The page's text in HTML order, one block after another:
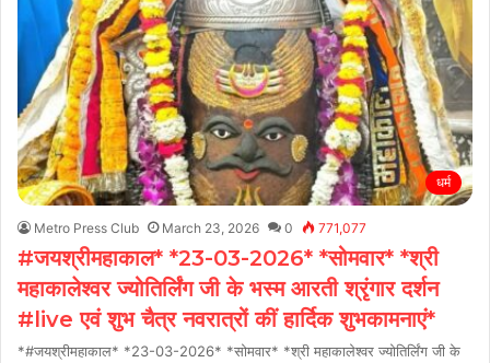
धर्म
Metro Press Club March 23, 2026 0 771,077
#जयश्रीमहाकाल* *23-03-2026* *सोमवार* *श्री
महाकालेश्वर ज्योतिर्लिंग जी के भस्म आरती श्रृंगार दर्शन
#live एवं शुभ चैत्र नवरात्रों कीं हार्दिक शुभकामनाएं*
*#जयश्रीमहाकाल* *23-03-2026* *सोमवार* *श्री महाकालेश्वर ज्योतिर्लिंग जी के